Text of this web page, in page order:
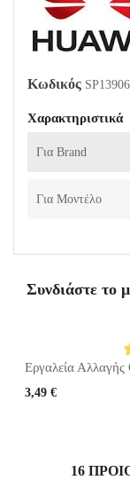
Κωδικός
Χαρακτηριστικά
Για Brand
Για Μοντέλο
Συνδιάστε το
Εργαλεία
3,49 €
16